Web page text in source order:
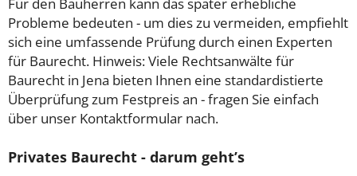
Probleme bedeuten - um dies zu vermeiden, empfiehlt
sich eine umfassende Prüfung durch einen Experten
für Baurecht. Hinweis: Viele Rechtsanwälte für
Baurecht in Jena bieten Ihnen eine standardistierte
Überprüfung zum Festpreis an - fragen Sie einfach
über unser Kontaktformular nach.
Privates Baurecht - darum geht’s